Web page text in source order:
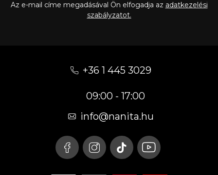
Az e-mail címe megadásával Ön elfogadja az adatkezelési
szabályzatot.
+36 1 445 3029
09:00 - 17:00
info@nanita.hu